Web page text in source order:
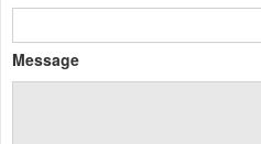
Message